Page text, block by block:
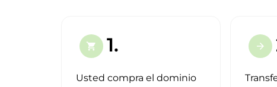
shopping_cart 1.
Usted compra el dominio
arrow_forward